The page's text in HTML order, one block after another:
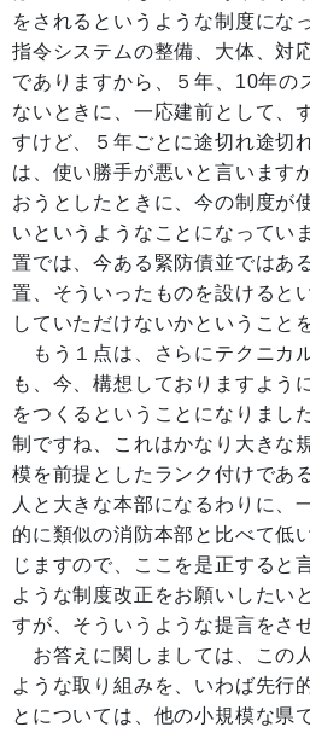
をされるというような制度にな
指令システムの整備、大体、対
でありますから、５年、10年の
ないときに、一応建前として、
すけど、５年ごとに途切れ途切
は、使い勝手が悪いと言います
おうとしたときに、今の制度が
いというようなことになってい
置では、今ある緊防債並ではあ
置、そういったものを設けると
していただけないかということ
もう１点は、さらにテクニカ
も、今、構想しておりますよう
をつくるということになりまし
制ですね、これはかなり大きな
模を前提としたランク付けであ
人と大きな本部になるわりに、
的に類似の消防本部と比べて低
じますので、ここを是正すると
ような制度改正をお願いしたい
すが、そういうような提言をさ
お答えに関しましては、この
ような取り組みを、いわば先行
とについては、他の小規模な県